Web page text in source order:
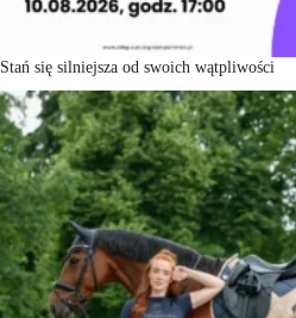
Stań się silniejsza od swoich wątpliwości